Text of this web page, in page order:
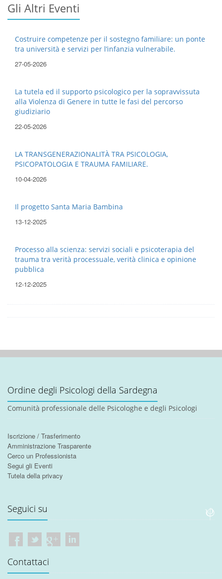
Gli Altri Eventi
Costruire competenze per il sostegno familiare: un ponte
tra università e servizi per l’infanzia vulnerabile.
27-05-2026
La tutela ed il supporto psicologico per la sopravvissuta
alla Violenza di Genere in tutte le fasi del percorso
giudiziario
22-05-2026
LA TRANSGENERAZIONALITÀ TRA PSICOLOGIA,
PSICOPATOLOGIA E TRAUMA FAMILIARE.
10-04-2026
Il progetto Santa Maria Bambina
13-12-2025
Processo alla scienza: servizi sociali e psicoterapia del
trauma tra verità processuale, verità clinica e opinione
pubblica
12-12-2025
Ordine degli Psicologi della Sardegna
Comunità professionale delle Psicologhe e degli Psicologi
Iscrizione / Trasferimento
Amministrazione Trasparente
Cerco un Professionista
Segui gli Eventi
Tutela della privacy
Seguici su
Contattaci